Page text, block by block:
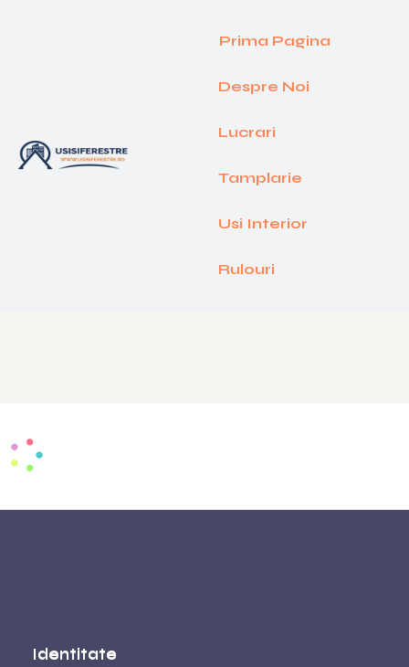
Prima Pagina
Despre Noi
Lucrari
Tamplarie
Usi Interior
Rulouri
Identitate